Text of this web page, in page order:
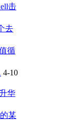
击
去
循
4-10
华
某